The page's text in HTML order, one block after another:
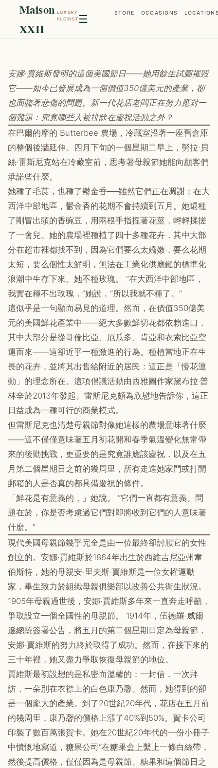
Maison
XXII
LUXURY
FLORIST ☰ STORE OCCASIONS
安娜·賈維斯發明的這個美國節日——她用餘生試圖摧毀
它——如今已發展成為一個價值350億美元的產業，卻
也面臨著悲傷的問題。新一代花店老闆正在努力應對一
個難題：究竟哪些人被排除在慶祝活動之外？
在巴爾的摩的 Butterbee 農場，冷藏室沿著一座舊倉庫
的整個後牆延伸。四月下旬的一個星期二早上，勞拉·貝
絲·雷斯尼克站在冷藏室前，思考著母親節她能向顧客們
承諾些什麼。
她種了毛茛，也種了鬱金香──雖然它們正在凋謝；在大
西洋中部地區，鬱金香的花期不會持續到五月。她還種
了剛冒出頭的香豌豆，用兩根手指捏著花莖，輕輕揉搓
了一會兒。她的農場裡種植了四十多種花卉，其中大部
分在超市裡都找不到，因為它們要么太嬌嫩，要么花期
太短，要么個性太鮮明，無法在工業化供應鏈的標準化
浪潮中生存下來。她不種玫瑰。 “在大西洋中部地區，
我實在種不出玫瑰，”她說，“所以我就不種了。”
這似乎是一句顯而易見的道理。然而，在價值350億美
元的美國鮮花產業中——絕大多數鮮切花都依賴進口，
其中大部分是從哥倫比亞、厄瓜多、肯亞和衣索比亞空
運而來——這卻近乎一種激進的行為。種植當地正在生
長的花卉，並將其出售給附近的居民：這正是「慢花運
動」的理念所在。這項倡議活動由西雅圖作家黛布拉‧普
林辛於2013年發起。雷斯尼克頗為欣慰地告訴你，這正
日益成為一種可行的商業模式。
但雷斯尼克也清楚母親節對像她這樣的農場意味著什麼
——這不僅僅意味著五月初花開和春季氣溫變化無常帶
來的後勤挑戰，更重要的是究竟誰應該慶祝，以及在五
月第二個星期日之前的幾周里，所有走進她家門或打開
郵箱的人是否真的都具備慶祝的條件。
「鮮花是有意義的，」她說。 “它們一直都有意義。問
題在於，你是否考慮過它們對即將收到它們的人意味著
什麼。”
現代美國母親節幾乎完全是由一位最終卻討厭它的女性
創立的。安娜·賈維斯於1864年出生於西維吉尼亞州韋
伯斯特，她的母親安·里夫斯·賈維斯是一位女權運動
家，畢生致力於組織母親俱樂部以改善公共衛生狀況。
1905年母親過世後，安娜·賈維斯多年來一直奔走呼籲，
爭取設立一個全國性的母親節。 1914年，伍德羅·威爾
遜總統簽署公告，將五月的第二個星期日定為母親節，
安娜·賈維斯的努力終於取得了成功。然而，在接下來的
三十年裡，她又盡力爭取恢復母親節的地位。
賈維斯最初設想的是私密而溫馨的：一封信，一次拜
訪，一朵別在衣襟上的白色康乃馨。然而，她得到的卻
是一個龐大的產業。到了20世紀20年代，花店在五月前
的幾周里，康乃馨的價格上漲了40%到50%。賀卡公司
印製了數百萬張賀卡。她在20世紀20年代的一份小冊子
中憤慨地寫道，糖果公司“在糖果盒上繫上一條白絲帶，
然後提高價格，僅僅因為是母親節。糖果和這個節日之